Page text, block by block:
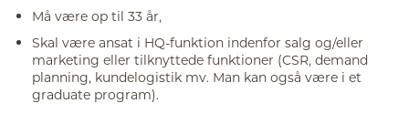
Må være op til 33 år,
Skal være ansat i HQ-funktion indenfor salg og/eller
marketing eller tilknyttede funktioner (CSR, demand
planning, kundelogistik mv. Man kan også være i et
graduate program).